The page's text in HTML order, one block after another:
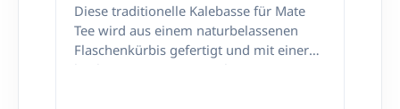
Diese traditionelle Kalebasse für Mate
Tee wird aus einem naturbelassenen
Flaschenkürbis gefertigt und mit einer